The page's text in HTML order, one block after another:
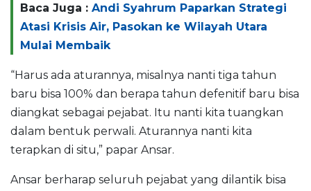
Baca Juga : Andi Syahrum Paparkan Strategi
Atasi Krisis Air, Pasokan ke Wilayah Utara
Mulai Membaik
“Harus ada aturannya, misalnya nanti tiga tahun
baru bisa 100% dan berapa tahun defenitif baru bisa
diangkat sebagai pejabat. Itu nanti kita tuangkan
dalam bentuk perwali. Aturannya nanti kita
terapkan di situ,” papar Ansar.
Ansar berharap seluruh pejabat yang dilantik bisa